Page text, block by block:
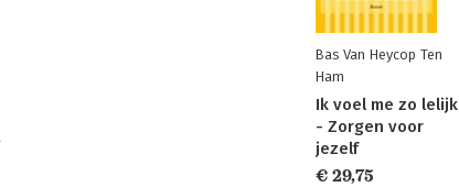
Bas Van Heycop Ten
Ham
Ik voel me zo lelijk
- Zorgen voor
jezelf
€ 29,75